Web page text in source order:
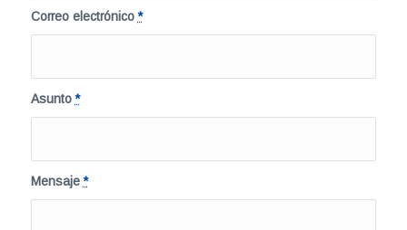
Correo electrónico*
Asunto*
Mensaje*